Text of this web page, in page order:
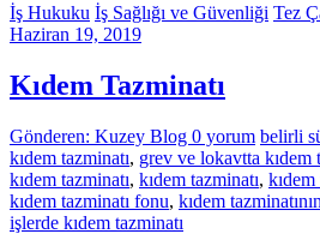
İş Hukuku İş Sağlığı ve Güvenliği Tez
Haziran 19, 2019
Kıdem Tazminatı
Gönderen: Kuzey Blog 0 yorum belirli
kıdem tazminatı, grev ve lokavtta kıdem
kıdem tazminatı, kıdem tazminatı, kıdem
kıdem tazminatı fonu, kıdem
işlerde kıdem tazminatı